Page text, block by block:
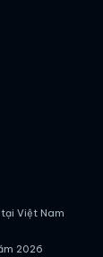
Việt Nam
2026